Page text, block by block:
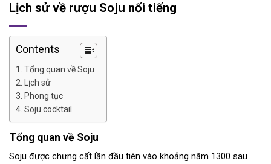
Lịch sử về rượu Soju nổi tiếng
Contents
Tổng quan về Soju
Lịch sử
Phong tục
Soju cocktail
Tổng quan về Soju
Soju được chưng cất lần đầu tiên vào khoảng năm 1300 sau